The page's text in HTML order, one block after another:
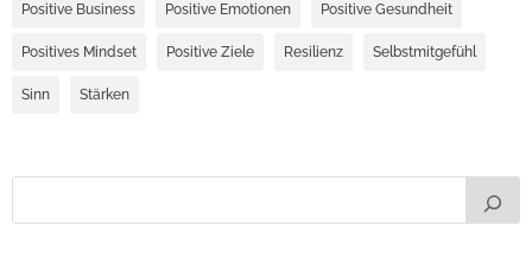
Positive Business Positive Emotionen Positive Gesundheit
Positives Mindset Positive Ziele Resilienz Selbstmitgefühl
Sinn Stärken